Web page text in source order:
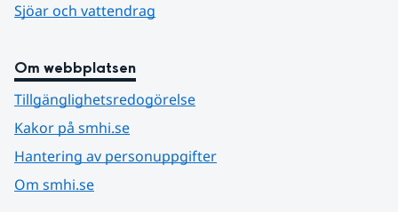
Sjöar och vattendrag
Om webbplatsen
Tillgänglighetsredogörelse
Kakor på smhi.se
Hantering av personuppgifter
Om smhi.se